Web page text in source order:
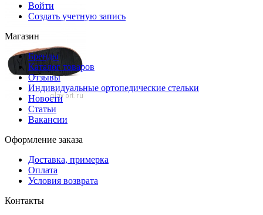
Войти
Создать учетную запись
Магазин
Бренды
Каталог товаров
Отзывы
Индивидуальные ортопедические стельки
Новости
Статьи
Вакансии
Оформление заказа
Доставка, примерка
Оплата
Условия возврата
Контакты